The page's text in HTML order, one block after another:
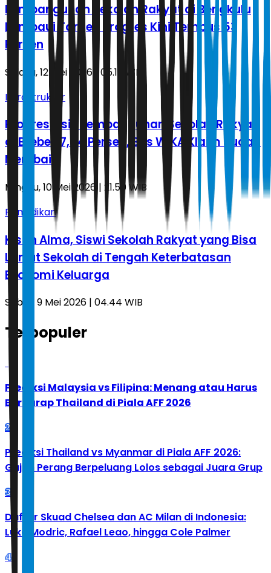
Pembangunan Sekolah Rakyat di Bengkulu
Lampaui Target, Progres Kini Tembus 53
Persen
Selasa, 12 Mei 2026 | 05.15 WIB
Infrastruktur
Progres Fisik Pembangunan Sekolah Rakyat
di Brebes 7,44 Persen, Bos WIKA Klaim Sudah
Membaik
Minggu, 10 Mei 2026 | 21.50 WIB
Pendidikan
Kisah Alma, Siswi Sekolah Rakyat yang Bisa
Lanjut Sekolah di Tengah Keterbatasan
Ekonomi Keluarga
Sabtu, 9 Mei 2026 | 04.44 WIB
Terpopuler
Prediksi Malaysia vs Filipina: Menang atau Harus
Berharap Thailand di Piala AFF 2026
2
Prediksi Thailand vs Myanmar di Piala AFF 2026:
Gajah Perang Berpeluang Lolos sebagai Juara Grup
3
Daftar Skuad Chelsea dan AC Milan di Indonesia:
Luka Modric, Rafael Leao, hingga Cole Palmer
4